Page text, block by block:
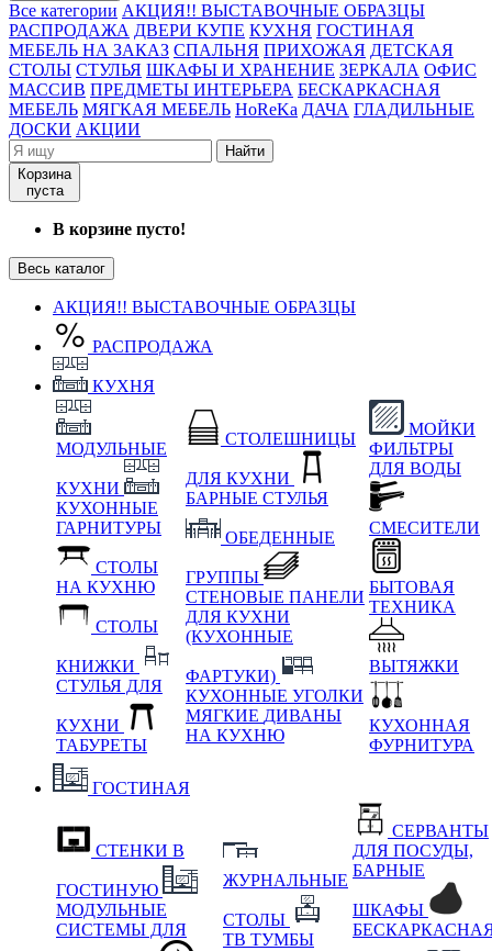
Все категории АКЦИЯ!! ВЫСТАВОЧНЫЕ ОБРАЗЦЫ
РАСПРОДАЖА ДВЕРИ КУПЕ КУХНЯ ГОСТИНАЯ
МЕБЕЛЬ НА ЗАКАЗ СПАЛЬНЯ ПРИХОЖАЯ ДЕТСКАЯ
СТОЛЫ СТУЛЬЯ ШКАФЫ И ХРАНЕНИЕ ЗЕРКАЛА ОФИС
МАССИВ ПРЕДМЕТЫ ИНТЕРЬЕРА БЕСКАРКАСНАЯ
МЕБЕЛЬ МЯГКАЯ МЕБЕЛЬ HoReKa ДАЧА ГЛАДИЛЬНЫЕ
ДОСКИ АКЦИИ
Найти
Корзина
пуста
В корзине пусто!
Весь каталог
АКЦИЯ!! ВЫСТАВОЧНЫЕ ОБРАЗЦЫ
РАСПРОДАЖА
КУХНЯ
МОДУЛЬНЫЕ
КУХНИ
КУХОННЫЕ
ГАРНИТУРЫ
СТОЛЫ
НА КУХНЮ
СТОЛЫ
КНИЖКИ
СТУЛЬЯ ДЛЯ
КУХНИ
ТАБУРЕТЫ
СТОЛЕШНИЦЫ
ДЛЯ КУХНИ
БАРНЫЕ СТУЛЬЯ
ОБЕДЕННЫЕ
ГРУППЫ
СТЕНОВЫЕ ПАНЕЛИ
ДЛЯ КУХНИ
(КУХОННЫЕ
ФАРТУКИ)
КУХОННЫЕ УГОЛКИ
МЯГКИЕ ДИВАНЫ
НА КУХНЮ
МОЙКИ
ФИЛЬТРЫ
ДЛЯ ВОДЫ
СМЕСИТЕЛИ
БЫТОВАЯ
ТЕХНИКА
ВЫТЯЖКИ
КУХОННАЯ
ФУРНИТУРА
ГОСТИНАЯ
СТЕНКИ В
ГОСТИНУЮ
МОДУЛЬНЫЕ
СИСТЕМЫ ДЛЯ
ЖУРНАЛЬНЫЕ
СТОЛЫ
ТВ ТУМБЫ
СЕРВАНТЫ
ДЛЯ ПОСУДЫ,
БАРНЫЕ
ШКАФЫ